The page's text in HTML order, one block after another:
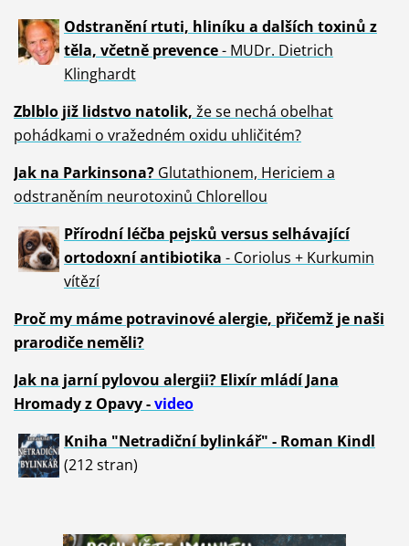
Odstranění rtuti, hliníku a dalších toxinů z
těla, včetně prevence- MUDr. Dietrich
Klinghardt
Zblblo již lidstvo natolik, že se nechá obelhat
pohádkami o vražedném oxidu uhličitém?
Jak na Parkinsona?Glutathionem, Hericiem a
odstraněním neurotoxinů Chlorellou
Přírodní léčba pejsků versus selhávající
ortodoxní antibiotika - Coriolus + Kurkumin
vítězí
Proč my máme potravinové alergie, přičemž je naši
prarodiče neměli?
Jak na jarní pylovou alergii? Elixír mládí Jana
Hromady z Opavy -video
Kniha "Netradiční bylinkář" - Roman Kindl
(212 stran)